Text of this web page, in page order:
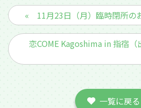
« 11月23日（月）臨時閉所の
恋COME Kagoshima in 指宿（
一覧に戻る